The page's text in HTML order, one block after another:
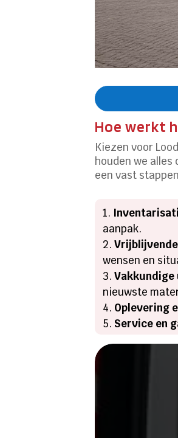
Hoe werkt
Kiezen voor
houden we
een vast
aanpak.
wensen en
nieuwste
Oplevering
Service en